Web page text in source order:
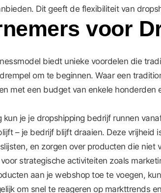
Dit geeft de flexibiliteit van
voor
biedt unieke voordelen die
om te beginnen. Waar een
met een budget van enkele honderden
je je dropshipping bedrijf runnen
– je bedrijf blijft draaien. Deze vrijheid
en zorgen over producten die niet
strategische activiteiten zoals
aan je webshop toe te voegen,
om snel te reageren op markttrends